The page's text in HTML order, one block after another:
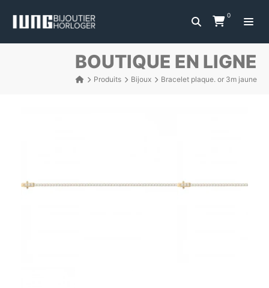
0
BOUTIQUE EN LIGNE
Produits Bijoux Bracelet plaque. or 3m jaune